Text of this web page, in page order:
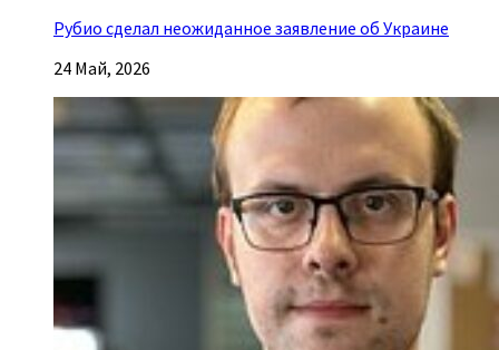
Рубио сделал неожиданное заявление об Украине
24 Май, 2026